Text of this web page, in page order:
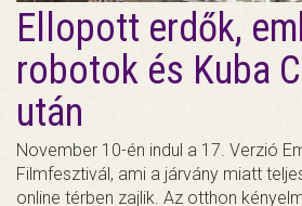
Ellopott erdők,
robotok és Kuba
után
November 10-én indul a 17. Verzió
Filmfesztivál, ami a járvány miatt
online térben zajlik. Az otthon